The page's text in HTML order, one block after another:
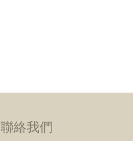
聯絡我們